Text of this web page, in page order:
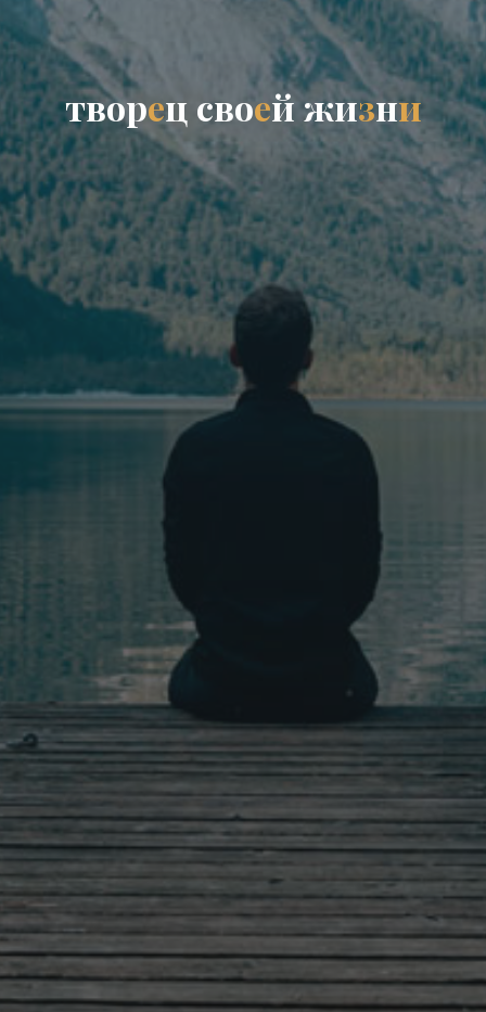
творец своейжизни